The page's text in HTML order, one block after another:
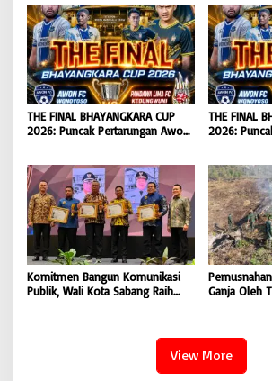
Koordinator
Kejaksaan
THE FINAL BHAYANGKARA CUP
2026: Puncak Pertarungan Awon
Mengguncang Stadion Widya
Manggala Krida
THE FINAL
2026:
Manggala
Komitmen Bangun Komunikasi
Publik, Wali Kota Sabang Raih
Ganja Oleh
View More